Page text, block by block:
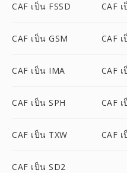
CAF เป็น FSSD CAF
CAF เป็น GSM CAF
CAF เป็น IMA CAF
CAF เป็น SPH CAF
CAF เป็น TXW CAF
CAF เป็น SD2